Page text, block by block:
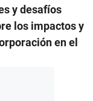
y desafíos
los impactos y
en el